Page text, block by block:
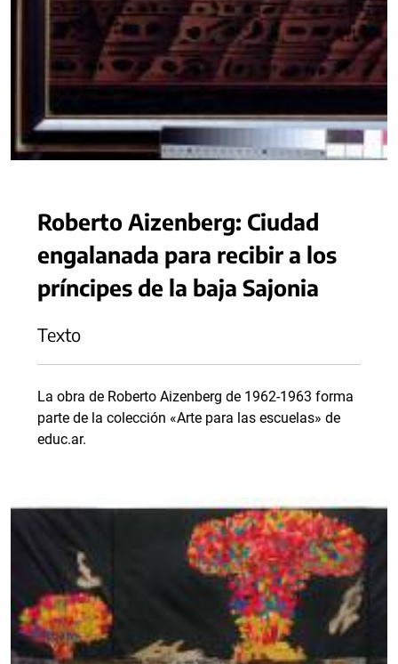
Roberto Aizenberg: Ciudad
engalanada para recibir a los
príncipes de la baja Sajonia
Texto
La obra de Roberto Aizenberg de 1962-1963 forma
parte de la colección «Arte para las escuelas» de
educ.ar.